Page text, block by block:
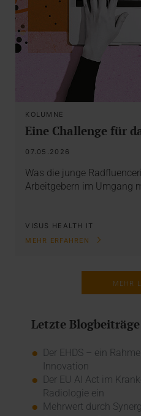
KOLUMNE
Eine Challenge für
07.05.2026
Was die junge
Arbeitgebern im Umgang
VISUS HEALTH IT
MEHR ERFAHREN
MEHR
Letzte Blogbeiträge
Der EHDS – ein
Innovation
Der EU AI Act im
Radiologie ein
Mehrwert durch